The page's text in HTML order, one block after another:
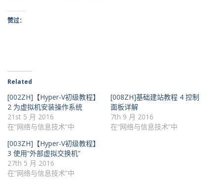
赞过：
Related
[002ZH]【Hyper-V初级教程】
2 为虚拟机安装操作系统
21st 5 月 2016
在“网络与信息技术”中
[008ZH]基础建站教程 4 控制
面板详解
7th 9 月 2016
在“网络与信息技术”中
[003ZH]【Hyper-V初级教程】
3 使用“外部虚拟交换机”
27th 5 月 2016
在“网络与信息技术”中